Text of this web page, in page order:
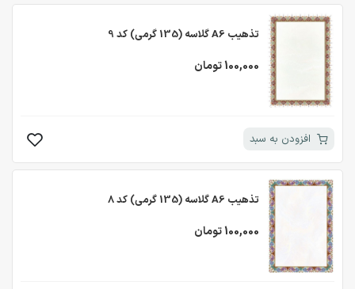
تذهیب A6 گلاسه (135 گرمی) کد 9
100,000 تومان
افزودن به سبد
تذهیب A6 گلاسه (135 گرمی) کد 8
100,000 تومان